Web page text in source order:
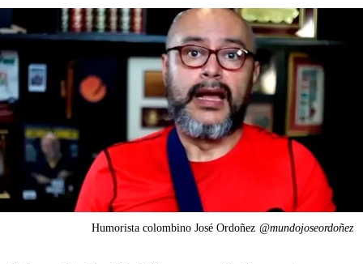
Humorista colombino José Ordoñez @mundojoseordoñez